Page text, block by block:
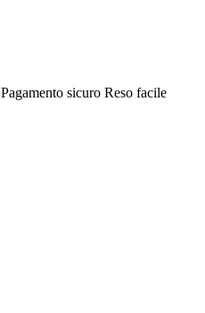
Pagamento sicuro Reso facile